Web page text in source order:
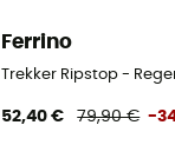
Ferrino
Trekker Ripstop -
52,40 € 79,90 € -